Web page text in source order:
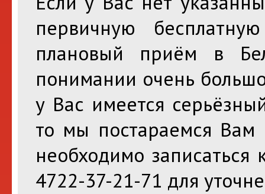
первичную
плановый приём в
понимании очень
у Вас имеется
то мы постараемся Вам
необходимо
4722-37-21-71 для